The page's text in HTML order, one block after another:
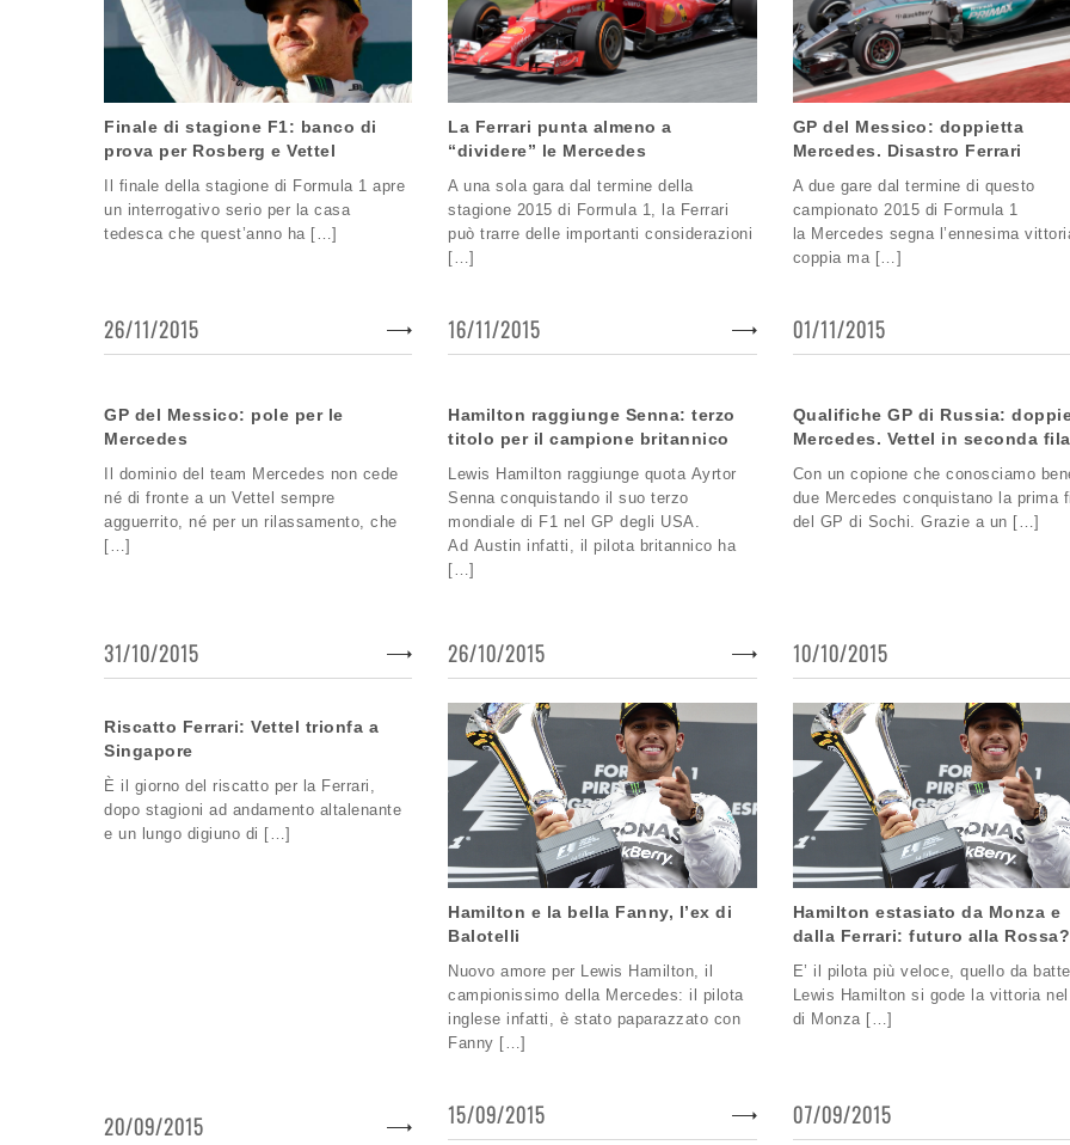
Finale di stagione F1: banco di
prova per Rosberg e Vettel
Il finale della stagione di Formula 1 apre
un interrogativo serio per la casa
tedesca che quest’anno ha […]
26/11/2015
La Ferrari punta almeno a
“dividere” le Mercedes
A una sola gara dal termine della
stagione 2015 di Formula 1, la Ferrari
può trarre delle importanti considerazioni
[…]
16/11/2015
GP del Messico: doppietta
Mercedes. Disastro Ferrari
A due gare dal termine di questo
campionato 2015 di Formula 1
la Mercedes segna l’ennesima
coppia ma […]
01/11/2015
GP del Messico: pole per le
Mercedes
Il dominio del team Mercedes non cede
né di fronte a un Vettel sempre
agguerrito, né per un rilassamento, che
[…]
31/10/2015
Hamilton raggiunge Senna: terzo
titolo per il campione britannico
Lewis Hamilton raggiunge quota Ayrtor
Senna conquistando il suo terzo
mondiale di F1 nel GP degli USA.
Ad Austin infatti, il pilota britannico ha
[…]
26/10/2015
Qualifiche GP di Russia:
Mercedes. Vettel in seconda fila
Con un copione che conosciamo
due Mercedes conquistano la prima
del GP di Sochi. Grazie a un […]
10/10/2015
Riscatto Ferrari: Vettel trionfa a
Singapore
È il giorno del riscatto per la Ferrari,
dopo stagioni ad andamento altalenante
e un lungo digiuno di […]
20/09/2015
Hamilton e la bella Fanny, l’ex di
Balotelli
Nuovo amore per Lewis Hamilton, il
campionissimo della Mercedes: il pilota
inglese infatti, è stato paparazzato con
Fanny […]
15/09/2015
Hamilton estasiato da Monza e
dalla Ferrari: futuro alla Rossa?
E’ il pilota più veloce, quello da
Lewis Hamilton si gode la vittoria
di Monza […]
07/09/2015